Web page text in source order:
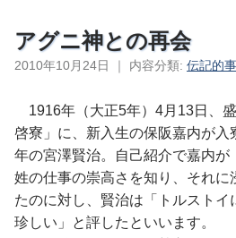
アグニ神との再会
2010年10月24日 ｜ 内容分類: 伝記的
1916年（大正5年）4月13日、
啓寮」に、新入生の保阪嘉内が入
年の宮澤賢治。自己紹介で嘉内が
姓の仕事の崇高さを知り、それに
たのに対し、賢治は「トルストイ
珍しい」と評したといいます。